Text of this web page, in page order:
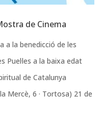
de Cinema
a la benedicció de les
a la baixa edat
de Catalunya
Mercè, 6 · Tortosa) 21 de